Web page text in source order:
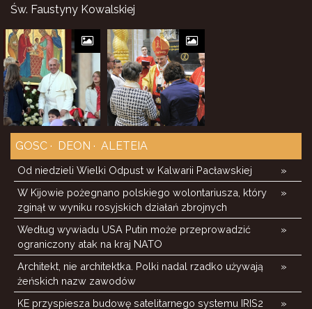
Św. Faustyny Kowalskiej
GOSC DEON ALETEIA
»
Od niedzieli Wielki Odpust w Kalwarii Pacławskiej
»
W Kijowie pożegnano polskiego wolontariusza, który
zginął w wyniku rosyjskich działań zbrojnych
»
Według wywiadu USA Putin może przeprowadzić
ograniczony atak na kraj NATO
»
Architekt, nie architektka. Polki nadal rzadko używają
żeńskich nazw zawodów
»
KE przyspiesza budowę satelitarnego systemu IRIS2